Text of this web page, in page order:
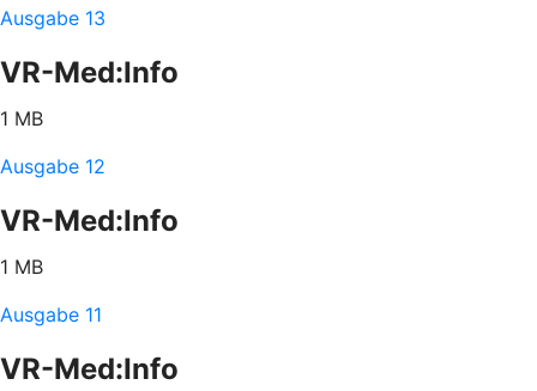
Ausgabe 13
VR-Med:Info
1 MB
Ausgabe 12
VR-Med:Info
1 MB
Ausgabe 11
VR-Med:Info